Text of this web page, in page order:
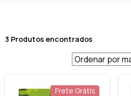
3 Produtos encontrados
Frete Grátis